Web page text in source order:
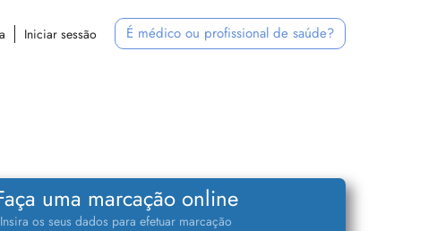
Iniciar sessão É médico ou profissional de saúde?
uma marcação online
Insira os seus dados para efetuar marcação